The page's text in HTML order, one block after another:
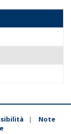
|
Note